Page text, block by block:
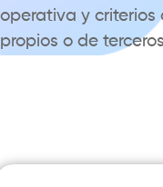
operativa y criterios
propios o de